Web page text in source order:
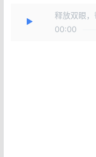
释放双眼，
00:00